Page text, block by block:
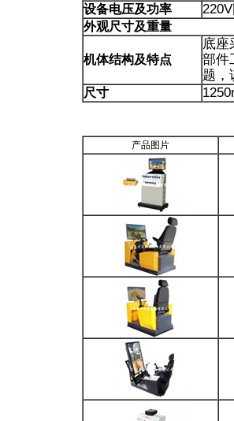
设备电压及功率
外观尺寸及重量
机体结构及特点
底座
部件
题，
尺寸
产品图片